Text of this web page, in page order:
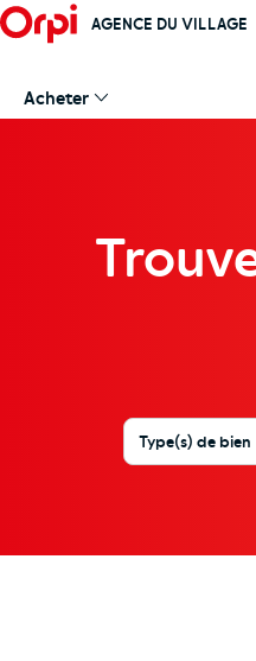
AGENCE DU VILLAGE
Acheter
Type(s) de bien